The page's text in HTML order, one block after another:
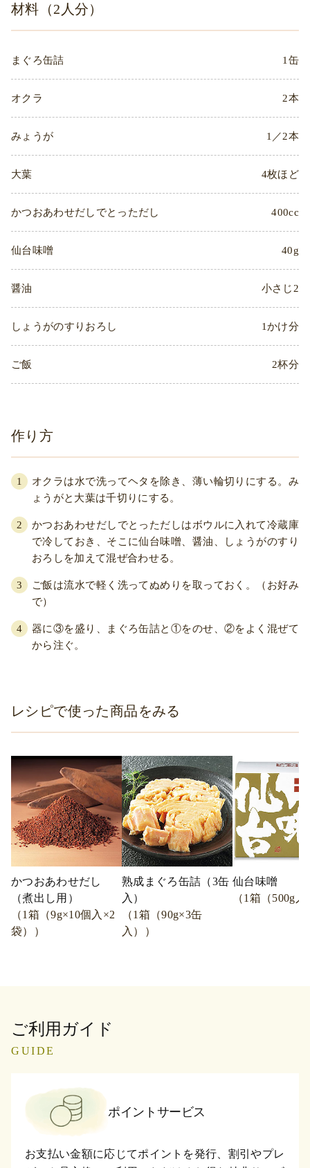
材料（2人分）
まぐろ缶詰 1缶
オクラ 2本
みょうが 1／2本
大葉 4枚ほど
かつおあわせだしでとっただし 400cc
仙台味噌 40g
醤油 小さじ2
しょうがのすりおろし 1かけ分
ご飯 2杯分
作り方
オクラは水で洗ってヘタを除き、薄い輪切りにする。み
ょうがと大葉は千切りにする。
かつおあわせだしでとっただしはボウルに入れて冷蔵庫
で冷しておき、そこに仙台味噌、醤油、しょうがのすり
おろしを加えて混ぜ合わせる。
ご飯は流水で軽く洗ってぬめりを取っておく。（お好み
で）
器に③を盛り、まぐろ缶詰と①をのせ、②をよく混ぜて
から注ぐ。
レシピで使った商品をみる
かつおあわせだし
（煮出し用）
（1箱（9g×10個入×2
袋））
熟成まぐろ缶詰（3缶
入）
（1箱（90g×3缶
入））
仙台味噌
（1箱（500g
ご利用ガイド
GUIDE
ポイントサービス
お支払い金額に応じてポイントを発行、割引やプレ